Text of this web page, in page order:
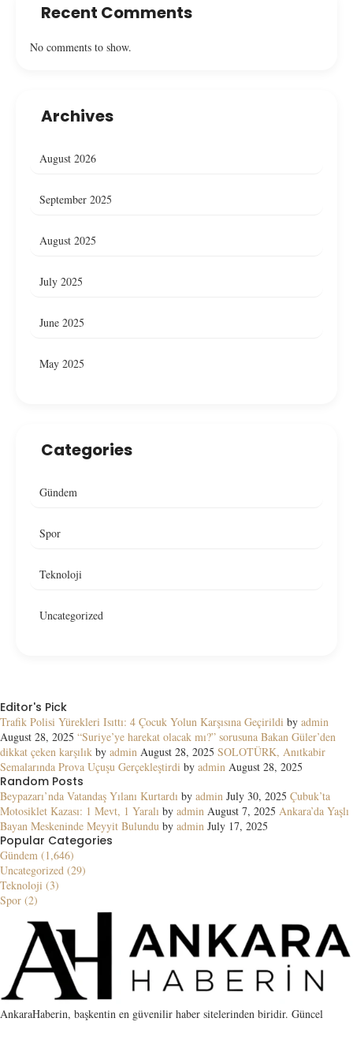
Recent Comments
No comments to show.
Archives
August 2026
September 2025
August 2025
July 2025
June 2025
May 2025
Categories
Gündem
Spor
Teknoloji
Uncategorized
Editor's Pick
Trafik Polisi Yürekleri Isıttı: 4 Çocuk Yolun Karşısına Geçirildi by admin
August 28, 2025 “Suriye’ye harekat olacak mı?” sorusuna Bakan Güler’den
dikkat çeken karşılık by admin August 28, 2025 SOLOTÜRK, Anıtkabir
Semalarında Prova Uçuşu Gerçekleştirdi by admin August 28, 2025
Random Posts
Beypazarı’nda Vatandaş Yılanı Kurtardı by admin July 30, 2025 Çubuk’ta
Motosiklet Kazası: 1 Mevt, 1 Yaralı by admin August 7, 2025 Ankara’da Yaşlı
Bayan Meskeninde Meyyit Bulundu by admin July 17, 2025
Popular Categories
Gündem (1,646)
Uncategorized (29)
Teknoloji (3)
Spor (2)
AnkaraHaberin, başkentin en güvenilir haber sitelerinden biridir. Güncel